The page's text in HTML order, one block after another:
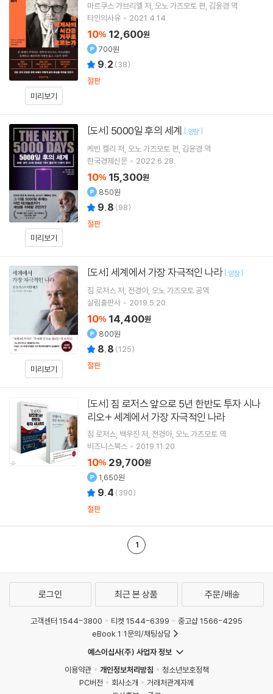
미리보기
마르쿠스 가브리엘 저 오노 가즈모토 편 김윤경 역
타인의사유
2021.4.14.
10% 12,600원
700원
9.2 (38)
절판
미리보기
[도서] 5000일 후의 세계 [ 양장]
케빈 켈리 저 오노 가즈모토 편 김윤경 역
한국경제신문
2022.6.28.
10% 15,300원
850원
9.8 (98)
절판
미리보기
[도서] 세계에서 가장 자극적인 나라 [ 양장]
짐 로저스 저 전경아 오노 가즈모토 공역
살림출판사
2019.5.20.
10% 14,400원
800원
8.8 (125)
절판
[도서]
리오+ 세계에서 가장 자극적인 나라
짐 로저스 백우진 저 전경아 오노 가즈모토 역
비즈니스북스
2019.11.20.
10% 29,700원
1,650원
9.4 (390)
절판
1
로그인 최근 본 상품 주문/배송
고객센터 1544-3800 티켓 1544-6399
중고샵 1566-4295
eBook 1:1문의/채팅상담
예스이십사(주) 사업자 정보
이용약관
개인정보처리방침
청소년보호정책
PC버전
회사소개
거래처관계자께